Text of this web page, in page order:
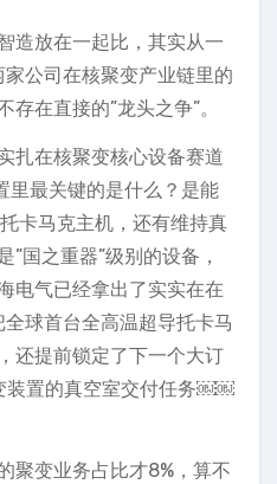
造放在一起比，其实从一
公司在核聚变产业链里的
在直接的”龙头之争”。
扎在核聚变核心设备赛道
里最关键的是什么？是能
卡马克主机，还有维持真
国之重器”级别的设备，
电气已经拿出了实实在在
球首台全高温超导托卡马
还提前锁定了下一个大订
装置的真空室交付任务￼￼
聚变业务占比才8%，算不